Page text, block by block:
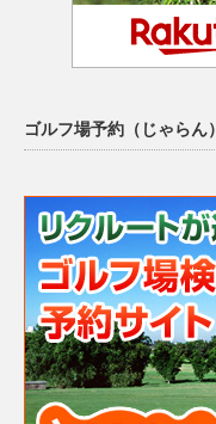
ゴルフ場予約（じゃらん）